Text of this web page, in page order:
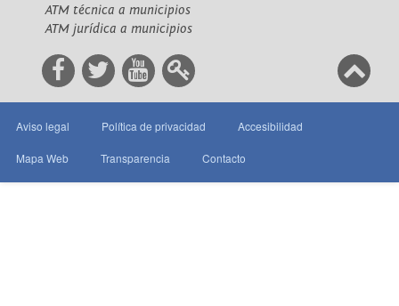
ATM técnica a municipios
ATM jurídica a municipios
Aviso legal Política de privacidad Accesibilidad
Mapa Web Transparencia Contacto